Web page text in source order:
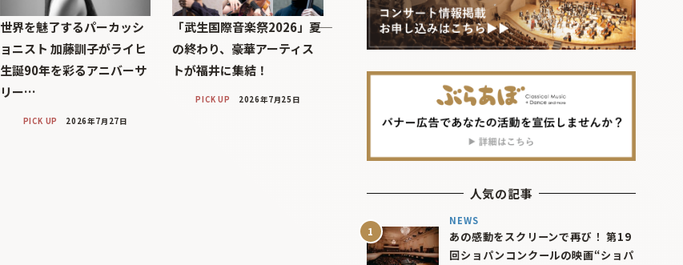
世界を魅了するパーカッシ
ョニスト 加藤訓子がライヒ
生誕90年を彩るアニバーサ
リー…
PICK UP 2026年7月27日
「武生国際音楽祭2026」――夏
の終わり、豪華アーティス
トが福井に集結！
PICK UP 2026年7月25日
人気の記事
NEWS
あの感動をスクリーンで再び！ 第19
回ショパンコンクールの映画“ショパ